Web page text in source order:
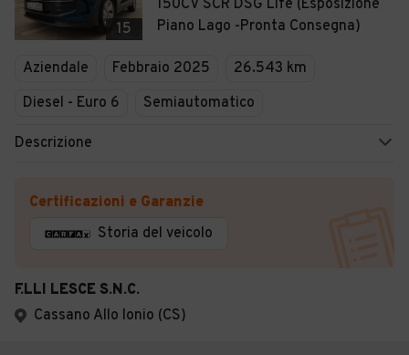
15
150CV SCR DSG Life (Esposizione
Piano Lago -Pronta Consegna)
Aziendale Febbraio 2025
26.543 km
Diesel - Euro 6
Semiautomatico
Descrizione
Certificazioni e Garanzie
Storia del veicolo
F.LLI LESCE S.N.C.
Cassano Allo Ionio (CS)